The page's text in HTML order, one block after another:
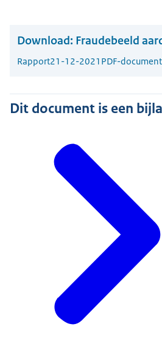
Download: Fraudebeeld
Rapport21-12-2021 PDF-document
Dit document is een